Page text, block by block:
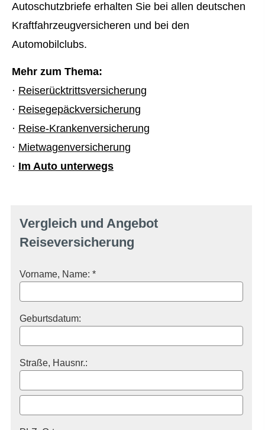
Autoschutzbriefe erhalten Sie bei allen deutschen
Kraftfahrzeugversicheren und bei den
Automobilclubs.
Mehr zum Thema:
· Reiserücktrittsversicherung
· Reisegepäckversicherung
· Reise-Kranken­ver­si­che­rung
· Mietwagenversicherung
· Im Auto unterwegs
Vergleich und Angebot
Reiseversicherung
Vorname, Name: *
Geburts­datum:
Straße, Hausnr.: